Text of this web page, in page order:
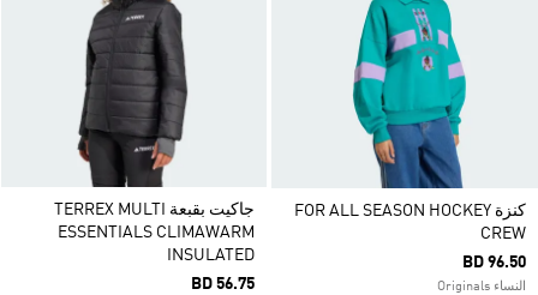
كنزة FOR ALL SEASON HOCKEY
CREW
BD 96.50
النساء Originals
جاكيت بقبعة TERREX MULTI
ESSENTIALS CLIMAWARM
INSULATED
BD 56.75